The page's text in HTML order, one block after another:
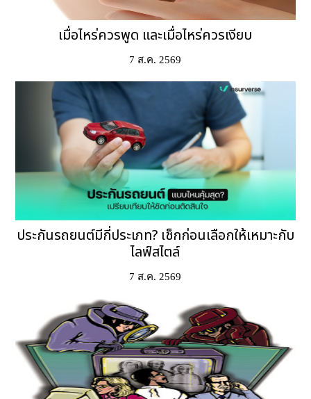
เมื่อไหร่ควรพูด และเมื่อไหร่ควรเงียบ
7 ส.ค. 2569
ประกันรถยนต์มีกี่ประเภท? เช็กก่อนเลือกให้เหมาะกับ
ไลฟ์สไตล์
7 ส.ค. 2569